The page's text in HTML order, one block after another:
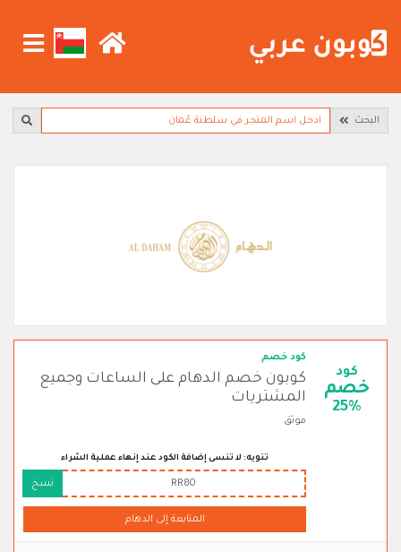
البحث
كود
خصم
25%
كود خصم
كوبون خصم الدهام على الساعات وجميع
المشتريات
موثق
تنويه: لا تنسى إضافة الكود عند إنهاء عملية الشراء
RR80 نسخ
المتابعة إلى الدهام